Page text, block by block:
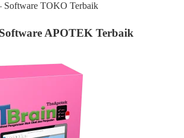
Software TOKO Terbaik
APOTEK Terbaik